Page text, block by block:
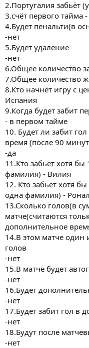
2.Португалия забьёт
3.счёт первого тайма -
4.Будет пенальти(в
-нет
5.Будет удаление
-нет
6.Общее количество
7.Общее количество
8.Кто начнёт игру с
Испания
9.Когда будет забит
- в первом тайме
10. Будет ли забит
время (после 90
-да
11.Кто забьёт хотя
фамилия) - Вилия
12. Кто забьёт хотя
одна фамилия) -
13.Сколько голов(в
матче(считаются
дополнительное
14.В этом матче один
голов
-нет
15.В матче будет
-нет
16.Будет
-нет
17.Будет забит гол в
-нет
18.Будут после
-нет